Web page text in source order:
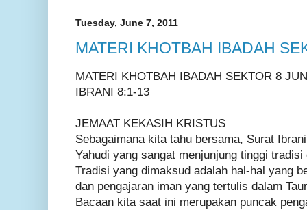
Tuesday, June 7, 2011
MATERI KHOTBAH IBADAH
MATERI KHOTBAH IBADAH SEKTOR 8
IBRANI 8:1-13
JEMAAT KEKASIH KRISTUS
Sebagaimana kita tahu bersama, Surat
Yahudi yang sangat menjunjung tinggi
Tradisi yang dimaksud adalah hal-hal yang
dan pengajaran iman yang tertulis dalam
Bacaan kita saat ini merupakan puncak